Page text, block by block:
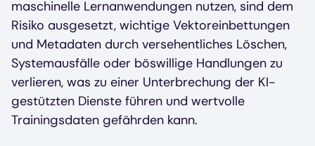
maschinelle Lernanwendungen nutzen, sind dem
Risiko ausgesetzt, wichtige Vektoreinbettungen
und Metadaten durch versehentliches Löschen,
Systemausfälle oder böswillige Handlungen zu
verlieren, was zu einer Unterbrechung der KI-
gestützten Dienste führen und wertvolle
Trainingsdaten gefährden kann.